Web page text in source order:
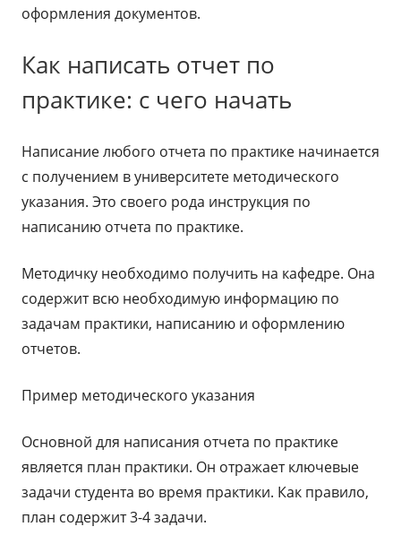
оформления документов.
Как написать отчет по
практике: с чего начать
Написание любого отчета по практике начинается
с получением в университете методического
указания. Это своего рода инструкция по
написанию отчета по практике.
Методичку необходимо получить на кафедре. Она
содержит всю необходимую информацию по
задачам практики, написанию и оформлению
отчетов.
Пример методического указания
Основной для написания отчета по практике
является план практики. Он отражает ключевые
задачи студента во время практики. Как правило,
план содержит 3-4 задачи.